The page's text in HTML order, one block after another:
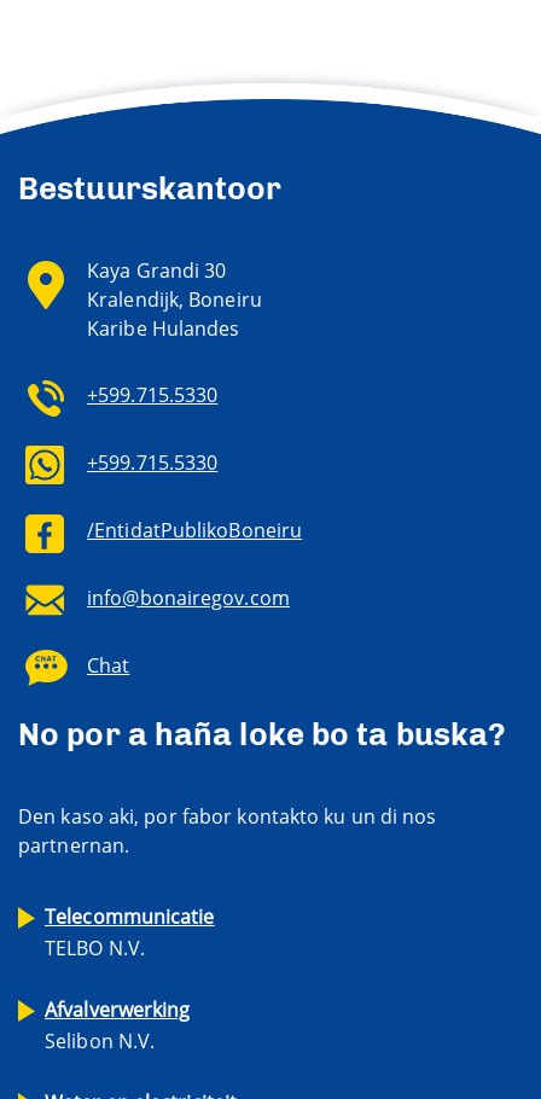
Bestuurskantoor
Kaya Grandi 30
Kralendijk, Boneiru
Karibe Hulandes
+599.715.5330
+599.715.5330
/EntidatPublikoBoneiru
info@bonairegov.com
Chat
No por a haña loke bo ta buska?
Den kaso aki, por fabor kontakto ku un di nos
partnernan.
Telecommunicatie
TELBO N.V.
Afvalverwerking
Selibon N.V.